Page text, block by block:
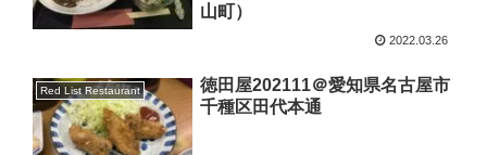
山町）
2022.03.26
Red List Restaurant
徳田屋202111＠愛知県名古屋市
千種区田代本通